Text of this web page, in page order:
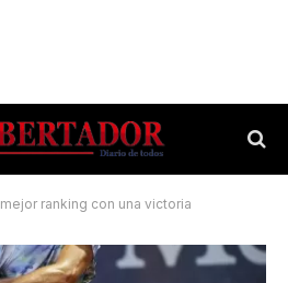
ranking con una victoria